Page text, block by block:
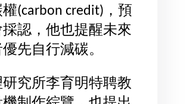
(carbon credit)，預
認，他也提醒未來
先自行減碳。
究所李育明特聘教